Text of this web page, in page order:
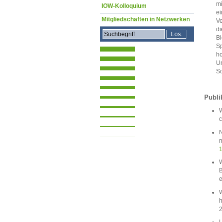
IOW-Kolloquium
Mitgliedschaften in Netzwerken